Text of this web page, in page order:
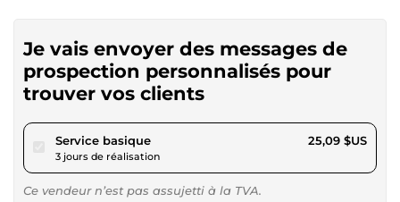
Je vais envoyer des messages de
prospection personnalisés pour
trouver vos clients
Service basiquepour 23,12 $US
3 jours de réalisation
25,09 $US
Ce vendeur n’est pas assujetti à la TVA.